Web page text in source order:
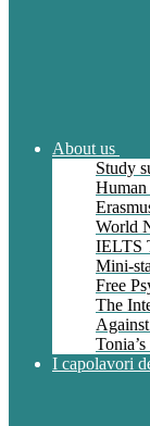
About us
Study
Human
World
IELTS
Mini-
Free
The
I capolavori